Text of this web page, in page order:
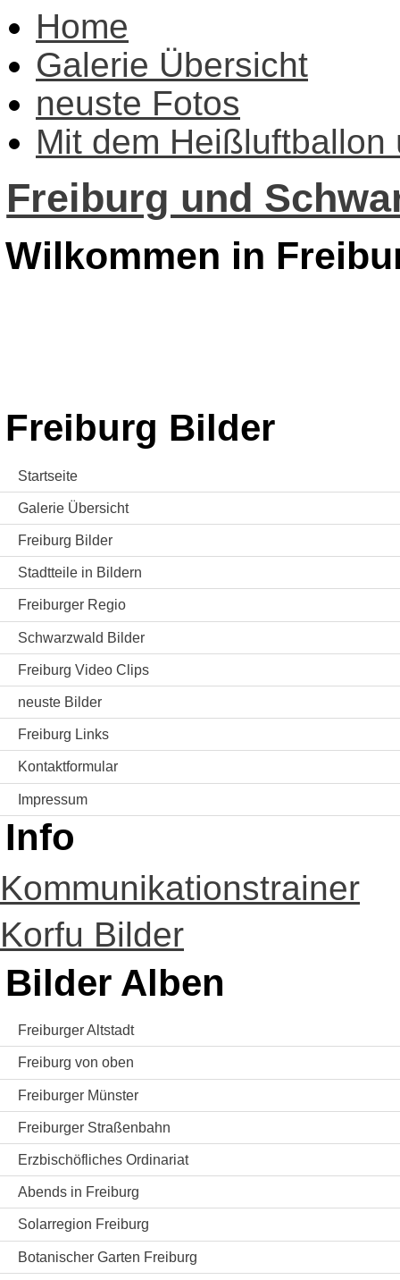
Home
Galerie Übersicht
neuste Fotos
Mit dem Heißluftballon
Freiburg und
Wilkommen in
Freiburg Bilder
Startseite
Galerie Übersicht
Freiburg Bilder
Stadtteile in Bildern
Freiburger Regio
Schwarzwald Bilder
Freiburg Video Clips
neuste Bilder
Freiburg Links
Kontaktformular
Impressum
Info
Kommunikationstrainer
Korfu Bilder
Bilder Alben
Freiburger Altstadt
Freiburg von oben
Freiburger Münster
Freiburger Straßenbahn
Erzbischöfliches Ordinariat
Abends in Freiburg
Solarregion Freiburg
Botanischer Garten Freiburg